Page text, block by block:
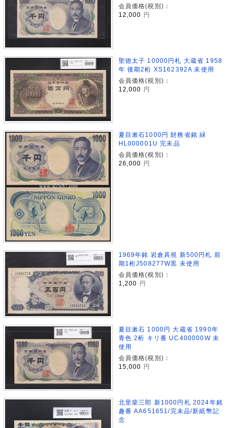
会員価格(税別)：
12,000
円
聖徳太子 10000円札 大蔵省 1958
年 後期2桁 XS162392A 未使用
会員価格(税別)：
12,000 円
夏目漱石1000円 財務省銘 緑
HL000001U 完未品
会員価格(税別)：
26,000 円
1969年銘 岩倉具視 新500円札 前
期1桁J508277W黒 未使用
会員価格(税別)：
1,200
円
夏目漱石 1000円 大蔵省 1990年
青色 2桁 キリ番 UC400000W 未
使用
会員価格(税別)：
15,000
円
北里柴三郎 新1000円札 2024年銘
趣番 AA651651/完未品/新紙幣記
念